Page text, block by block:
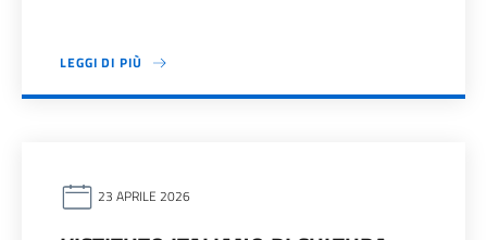
LEGGI DI PIÙ
23 APRILE 2026